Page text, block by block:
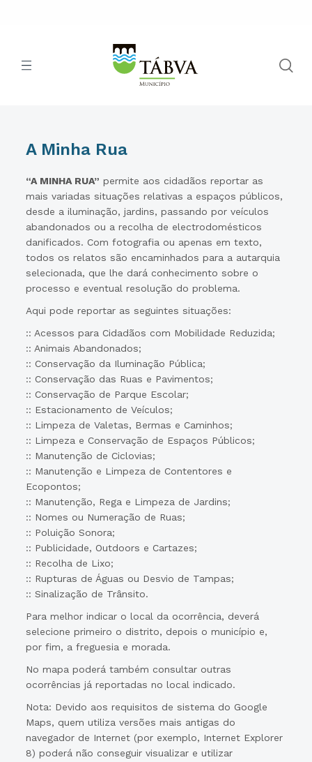
A Minha Rua
“A MINHA RUA” permite aos cidadãos reportar as
mais variadas situações relativas a espaços públicos,
desde a iluminação, jardins, passando por veículos
abandonados ou a recolha de electrodomésticos
danificados. Com fotografia ou apenas em texto,
todos os relatos são encaminhados para a autarquia
selecionada, que lhe dará conhecimento sobre o
processo e eventual resolução do problema.
Aqui pode reportar as seguintes situações:
:: Acessos para Cidadãos com Mobilidade Reduzida;
:: Animais Abandonados;
:: Conservação da Iluminação Pública;
:: Conservação das Ruas e Pavimentos;
:: Conservação de Parque Escolar;
:: Estacionamento de Veículos;
:: Limpeza de Valetas, Bermas e Caminhos;
:: Limpeza e Conservação de Espaços Públicos;
:: Manutenção de Ciclovias;
:: Manutenção e Limpeza de Contentores e
Ecopontos;
:: Manutenção, Rega e Limpeza de Jardins;
:: Nomes ou Numeração de Ruas;
:: Poluição Sonora;
:: Publicidade, Outdoors e Cartazes;
:: Recolha de Lixo;
:: Rupturas de Águas ou Desvio de Tampas;
:: Sinalização de Trânsito.
Para melhor indicar o local da ocorrência, deverá
selecione primeiro o distrito, depois o município e,
por fim, a freguesia e morada.
No mapa poderá também consultar outras
ocorrências já reportadas no local indicado.
Nota: Devido aos requisitos de sistema do Google
Maps, quem utiliza versões mais antigas do
navegador de Internet (por exemplo, Internet Explorer
8) poderá não conseguir visualizar e utilizar